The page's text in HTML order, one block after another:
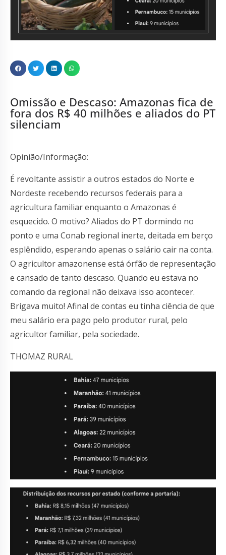
Omissão e Descaso: Amazonas fica de
fora dos R$ 40 milhões e aliados do PT
silenciam
Opinião/Informação:
É revoltante assistir a outros estados do Norte e
Nordeste recebendo recursos federais para a
agricultura familiar enquanto o Amazonas é
esquecido. O motivo? Aliados do PT dormindo no
ponto e uma Conab regional inerte, deitada em berço
esplêndido, esperando apenas o salário cair na conta.
O agricultor amazonense está órfão de representação
e cansado de tanto descaso. Quando eu estava no
comando da regional não deixava isso acontecer.
Brigava muito! Afinal de contas eu tinha ciência de que
meu salário era pago pelo produtor rural, pelo
agricultor familiar, pela sociedade.
THOMAZ RURAL